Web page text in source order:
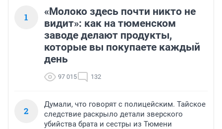
1
«Молоко здесь почти никто не
видит»: как на тюменском
заводе делают продукты,
которые вы покупаете каждый
день
97 015 132
2
Думали, что говорят с полицейским. Тайское
следствие раскрыло детали зверского
убийства брата и сестры из Тюмени